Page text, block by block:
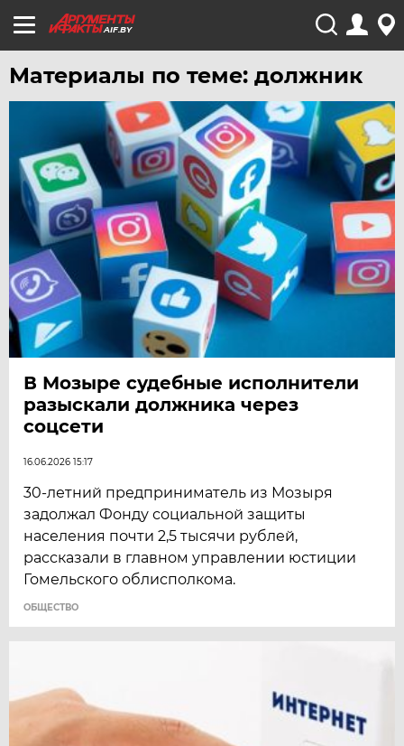
AIF.BY
Материалы по теме: должник
В Мозыре судебные исполнители
разыскали должника через
соцсети
16.06.2026 15:17
30-летний предприниматель из Мозыря
задолжал Фонду социальной защиты
населения почти 2,5 тысячи рублей,
рассказали в главном управлении юстиции
Гомельского облисполкома.
ОБЩЕСТВО